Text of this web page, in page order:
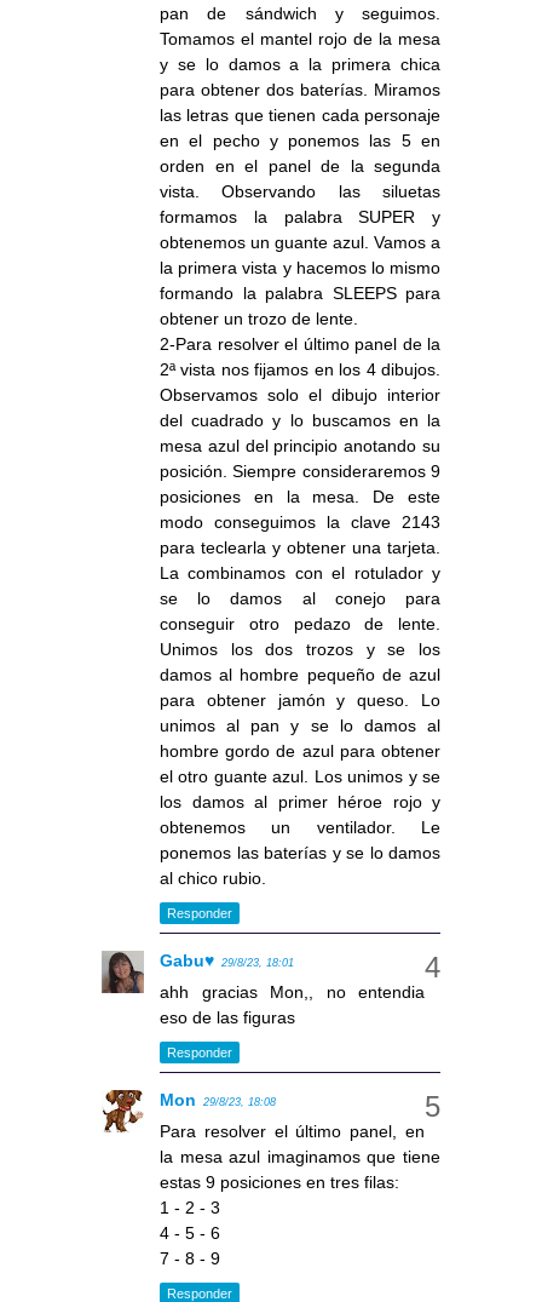
pan de sándwich y seguimos.
Tomamos el mantel rojo de la mesa
y se lo damos a la primera chica
para obtener dos baterías. Miramos
las letras que tienen cada personaje
en el pecho y ponemos las 5 en
orden en el panel de la segunda
vista. Observando las siluetas
formamos la palabra SUPER y
obtenemos un guante azul. Vamos a
la primera vista y hacemos lo mismo
formando la palabra SLEEPS para
obtener un trozo de lente.
2-Para resolver el último panel de la
2ª vista nos fijamos en los 4 dibujos.
Observamos solo el dibujo interior
del cuadrado y lo buscamos en la
mesa azul del principio anotando su
posición. Siempre consideraremos 9
posiciones en la mesa. De este
modo conseguimos la clave 2143
para teclearla y obtener una tarjeta.
La combinamos con el rotulador y
se lo damos al conejo para
conseguir otro pedazo de lente.
Unimos los dos trozos y se los
damos al hombre pequeño de azul
para obtener jamón y queso. Lo
unimos al pan y se lo damos al
hombre gordo de azul para obtener
el otro guante azul. Los unimos y se
los damos al primer héroe rojo y
obtenemos un ventilador. Le
ponemos las baterías y se lo damos
al chico rubio.
Responder
Gabu♥ 29/8/23, 18:01
ahh gracias Mon,, no entendia
eso de las figuras
Responder
Mon 29/8/23, 18:08
Para resolver el último panel, en
la mesa azul imaginamos que tiene
estas 9 posiciones en tres filas:
1 - 2 - 3
4 - 5 - 6
7 - 8 - 9
Responder